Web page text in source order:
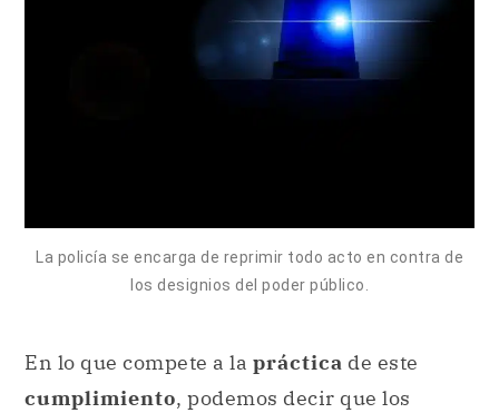
La policía se encarga de reprimir todo acto en contra de
los designios del poder público.
En lo que compete a la práctica de este
cumplimiento, podemos decir que los